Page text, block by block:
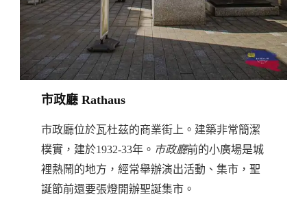
市政廳 Rathaus
市政廳位於瓦杜茲的商業街上。建築非常簡潔
樸實，建於1932-33年。 市政廳前的小廣場是城
裡熱鬧的地方，經常舉辦演出活動、集市，聖
誕節前還要張燈開辦聖誕集市。